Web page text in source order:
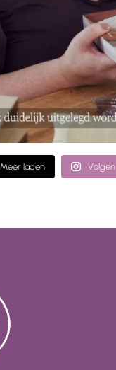
Meer laden Volgen